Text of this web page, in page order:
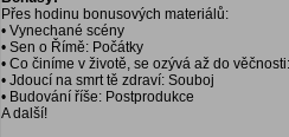
Přes hodinu bonusových materiálů:
• Vynechané scény
• Sen o Římě: Počátky
• Co činíme v životě, se ozývá až do
• Jdoucí na smrt tě zdraví: Souboj
• Budování říše: Postprodukce
A další!